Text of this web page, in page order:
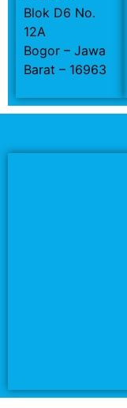
Blok D6 No.
12A
Bogor – Jawa
Barat – 16963